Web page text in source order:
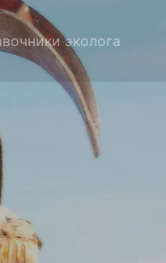
эколога